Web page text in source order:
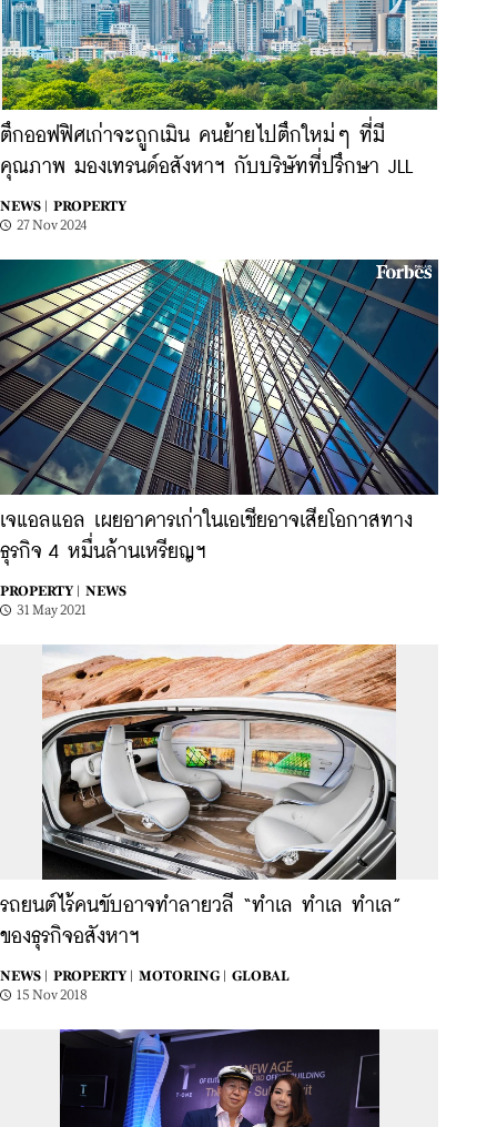
ตึกออฟฟิศเก่าจะถูกเมิน คนย้ายไปตึกใหม่ๆ ที่มี
คุณภาพ มองเทรนด์อสังหาฯ กับบริษัทที่ปรึกษา JLL
NEWS |
PROPERTY
27 Nov 2024
เจแอลแอล เผยอาคารเก่าในเอเชียอาจเสียโอกาสทาง
ธุรกิจ 4 หมื่นล้านเหรียญฯ
PROPERTY |
NEWS
31 May 2021
รถยนต์ไร้คนขับอาจทำลายวลี “ทำเล ทำเล ทำเล”
ของธุรกิจอสังหาฯ
NEWS | PROPERTY | MOTORING |
GLOBAL
15 Nov 2018